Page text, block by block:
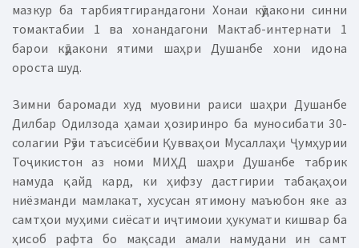
мазкур ба тарбиятгирандагони Хонаи кӯдакони синни
томактабии 1 ва хонандагони Мактаб-интернати 1
барои кӯдакони ятими шаҳри Душанбе хони идона
ороста шуд.
Зимни баромади худ муовини раиси шаҳри Душанбе
Дилбар Одилзода ҳамаи ҳозиринро ба муносибати 30-
солагии Рӯзи таъсисёбии Қувваҳои Мусаллаҳи Ҷумҳурии
Тоҷикистон аз номи МИҲД шаҳри Душанбе табрик
намуда қайд кард, ки ҳифзу дастгирии табақаҳои
ниёзманди мамлакат, хусусан ятимону маъюбон яке аз
самтҳои муҳими сиёсати иҷтимоии ҳукумати кишвар ба
ҳисоб рафта бо мақсади амали намудани ин самт